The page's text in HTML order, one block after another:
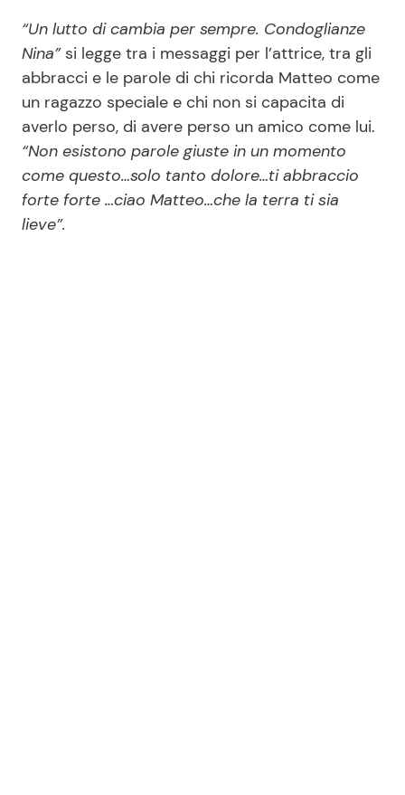
“Un lutto di cambia per sempre. Condoglianze
Nina”si legge tra i messaggi per l’attrice, tra gli
abbracci e le parole di chi ricorda Matteo come
un ragazzo speciale e chi non si capacita di
averlo perso, di avere perso un amico come lui.
“Non esistono parole giuste in un momento
come questo…solo tanto dolore…ti abbraccio
forte forte …ciao Matteo…che la terra ti sia
lieve”.